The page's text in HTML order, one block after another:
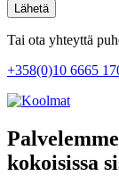
Tai ota yhteyttä
+358(0)10 6665
kokoisissa